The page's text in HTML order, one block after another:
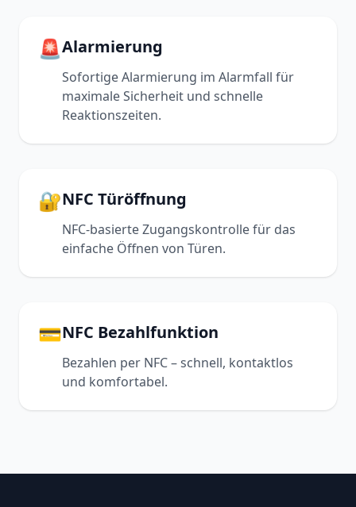
🚨Alarmierung
Sofortige Alarmierung im Alarmfall für
maximale Sicherheit und schnelle
Reaktionszeiten.
🔐NFC Türöffnung
NFC-basierte Zugangskontrolle für das
einfache Öffnen von Türen.
💳NFC Bezahlfunktion
Bezahlen per NFC – schnell, kontaktlos
und komfortabel.